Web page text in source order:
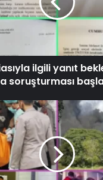
ilgili yanıt
soruşturması